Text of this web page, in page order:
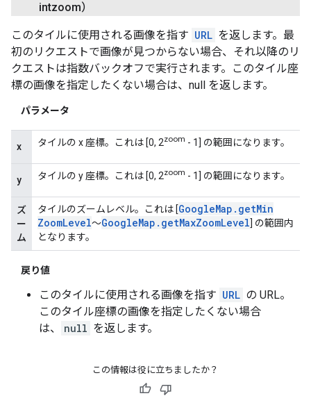
intzoom）
このタイルに使用される画像を指す URL を返します。最
初のリクエストで画像が見つからない場合、それ以降のリ
クエストは指数バックオフで実行されます。このタイル座
標の画像を指定したくない場合は、null を返します。
パラメータ
x タイルの x 座標。これは [0, 2zoom - 1] の範囲になります。
y タイルの y 座標。これは [0, 2zoom - 1] の範囲になります。
ズ
ー
ム
タイルのズームレベル。これは [GoogleMap . getMin
ZoomLevel～GoogleMap . getMaxZoomLevel] の範囲内
となります。
戻り値
このタイルに使用される画像を指す URL の URL。
このタイル座標の画像を指定したくない場合
は、
null を返します。
この情報は役に立ちましたか？